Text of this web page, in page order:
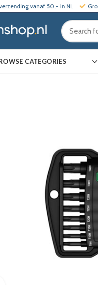
vanaf 50,- in NL
CATEGORIES